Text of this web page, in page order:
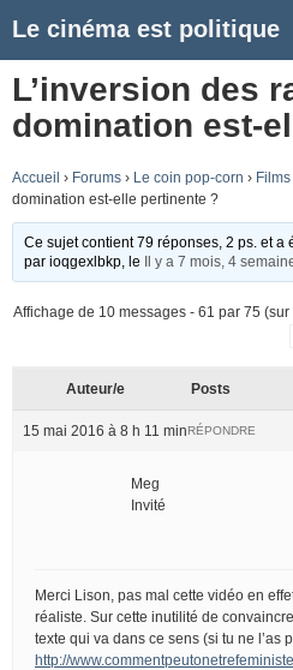
Le cinéma est politique
L’inversion des
domination est-
Accueil › Forums › Le coin pop-corn › Films
domination est-elle pertinente ?
Ce sujet contient 79 réponses, 2 ps. et
parioqgexlbkp , le Il y a 7 mois, 4
Affichage de 10 messages - 61 par 75
Auteur/e Posts
15 mai 2016 à 8 h 11 minRÉPONDRE
Meg
Invité
Merci Lison, pas mal cette vidéo en
réaliste. Sur cette inutilité de
texte qui va dans ce sens (si tu ne l’as
http://